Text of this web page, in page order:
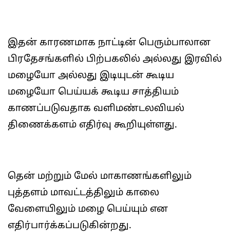
இதன் காரணமாக நாட்டின் பெரும்பாலான
பிரதேசங்களில் பிற்பகலில் அல்லது இரவில்
மழையோ அல்லது இடியுடன் கூடிய
மழையோ பெய்யக் கூடிய சாத்தியம்
காணப்படுவதாக வளிமண்டலவியல்
திணைக்களம் எதிர்வு கூறியுள்ளது.
தென் மற்றும் மேல் மாகாணங்களிலும்
புத்தளம் மாவட்டத்திலும் காலை
வேளையிலும் மழை பெய்யும் என
எதிர்பார்க்கப்படுகின்றது.